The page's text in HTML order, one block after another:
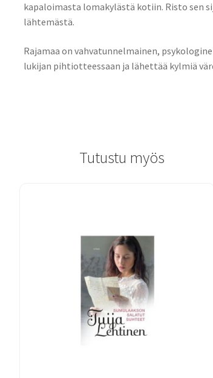
kapaloimasta lomakylästä kotiin. Risto sen
lähtemästä.
Rajamaa on vahvatunnelmainen,
lukijan pihtiotteessaan ja lähettää kylmiä
Tutustu myös